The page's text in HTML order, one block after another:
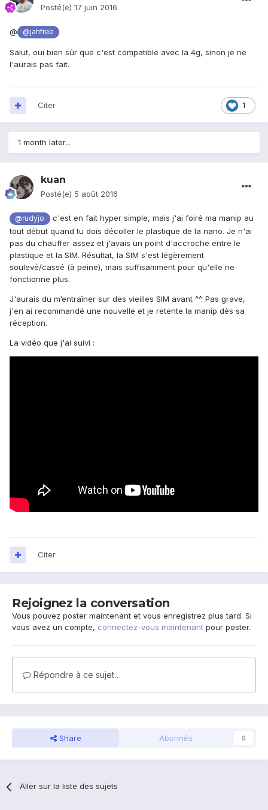
Posté(e) 17 juin 2016
@ @jahfree
Salut, oui bien sûr que c'est compatible avec la 4g, sinon je ne
l'aurais pas fait.
1
Citer
1 month later...
kuan
Posté(e) 5 août 2016
@rudyjo
c'est en fait hyper simple, mais j'ai foiré ma manip au
tout début quand tu dois décoller le plastique de la nano. Je n'ai
pas du chauffer assez et j'avais un point d'accroche entre le
plastique et la SIM. Résultat, la SIM s'est légèrement
soulevé/cassé (à peine), mais suffisamment pour qu'elle ne
fonctionne plus.
J'aurais du m’entraîner sur des vieilles SIM avant ^^. Pas grave,
j'en ai recommandé une nouvelle et je retente la manip dès sa
réception.
La vidéo que j'ai suivi :
Citer
Rejoignez la conversation
Vous pouvez poster maintenant et vous enregistrez plus tard. Si
vous avez un compte, connectez-vous maintenant pour poster.
Répondre à ce sujet…
Share Abonnés 0
Aller sur la liste des sujets